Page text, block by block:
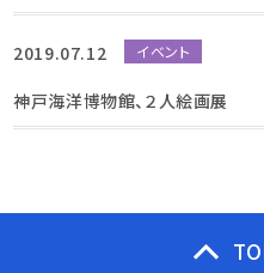
2019.07.12 イベント
神戸海洋博物館、２人絵画展